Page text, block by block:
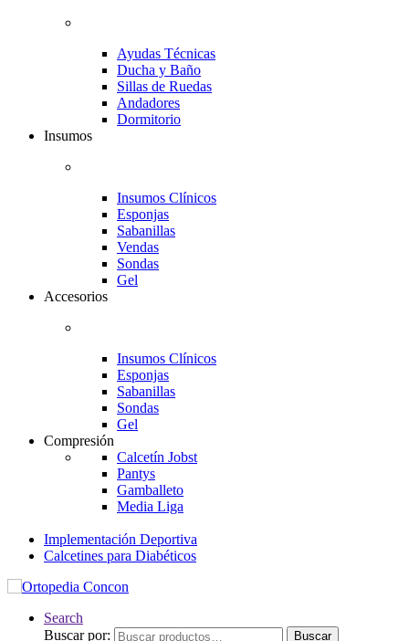
Ayudas Técnicas
Ducha y Baño
Sillas de Ruedas
Andadores
Dormitorio
Insumos
Insumos Clínicos
Esponjas
Sabanillas
Vendas
Sondas
Gel
Accesorios
Insumos Clínicos
Esponjas
Sabanillas
Sondas
Gel
Compresión
Calcetín Jobst
Pantys
Gamballeto
Media Liga
Implementación Deportiva
Calcetines para Diabéticos
Search
Buscar por:
Buscar